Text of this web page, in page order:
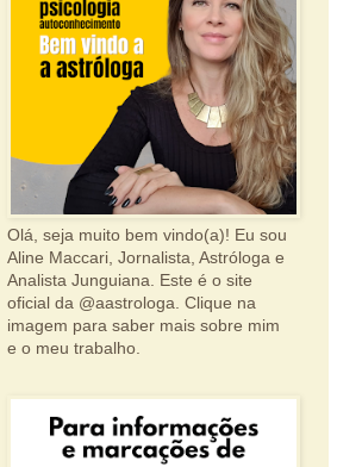
Olá, seja muito bem vindo(a)! Eu sou
Aline Maccari, Jornalista, Astróloga e
Analista Junguiana. Este é o site
oficial da @aastrologa. Clique na
imagem para saber mais sobre mim
e o meu trabalho.